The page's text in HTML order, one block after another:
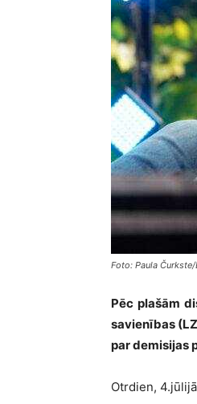
Foto: Paula Čurkste/
Pēc plašām
savienības
par demisijas
Otrdien,